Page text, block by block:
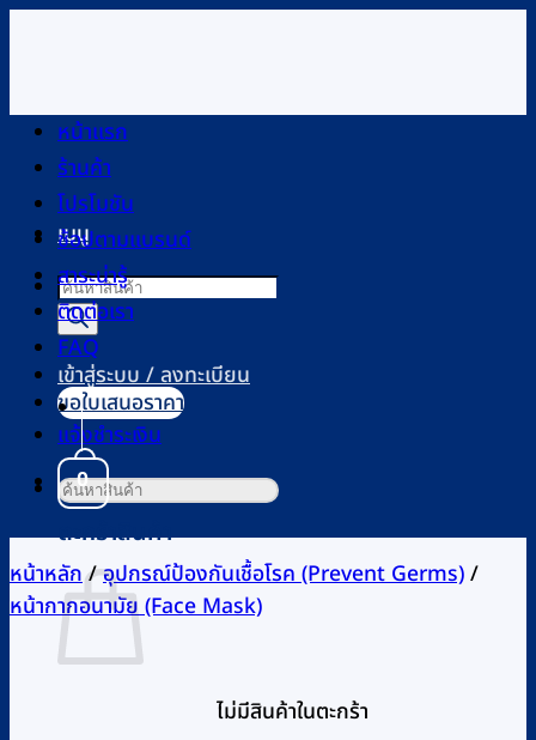
เนื้อหา
เมนู
Products
search
เข้าสู่ระบบ / ลงทะเบียน
0
ตะกร้าสินค้า
ไม่มีสินค้าในตะกร้า
หน้าแรก
ร้านค้า
โปรโมชัน
ช้อปตามแบรนด์
สาระน่ารู้
ติดต่อเรา
FAQ
ขอใบเสนอราคา
แจ้งชำระเงิน
ค้นหา:
หน้าหลัก/อุปกรณ์ป้องกันเชื้อโรค (Prevent Germs)/
หน้ากากอนามัย (Face Mask)